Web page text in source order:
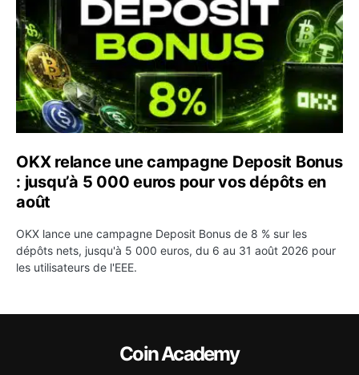
OKX relance une campagne Deposit Bonus
: jusqu’à 5 000 euros pour vos dépôts en
août
OKX lance une campagne Deposit Bonus de 8 % sur les
dépôts nets, jusqu'à 5 000 euros, du 6 au 31 août 2026 pour
les utilisateurs de l'EEE.
Coin Academy